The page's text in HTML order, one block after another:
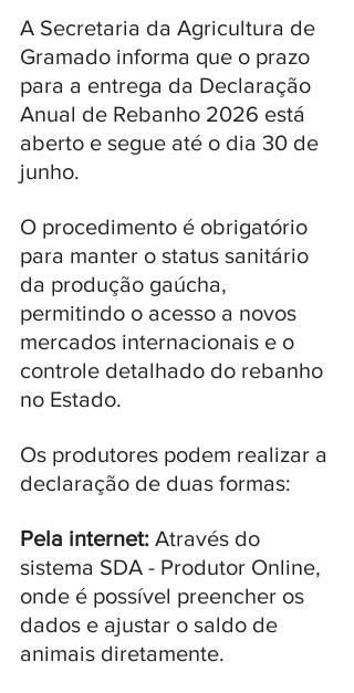
A Secretaria da Agricultura de
Gramado informa que o prazo
para a entrega da Declaração
Anual de Rebanho 2026 está
aberto e segue até o dia 30 de
junho.
O procedimento é obrigatório
para manter o status sanitário
da produção gaúcha,
permitindo o acesso a novos
mercados internacionais e o
controle detalhado do rebanho
no Estado.
Os produtores podem realizar a
declaração de duas formas:
Pela internet: Através do
sistema SDA - Produtor Online,
onde é possível preencher os
dados e ajustar o saldo de
animais diretamente.